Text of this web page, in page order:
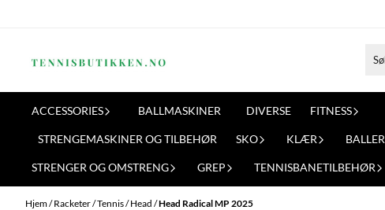
ACCESSORIES BALLMASKINER DIVERSE FITNESS
STRENGEMASKINER OG TILBEHØR SKO KLÆR BALLER
STRENGER OG OMSTRENG GREP TENNISBANETILBEHØR
Hjem/Racketer/Tennis/Head /Head Radical MP 2025